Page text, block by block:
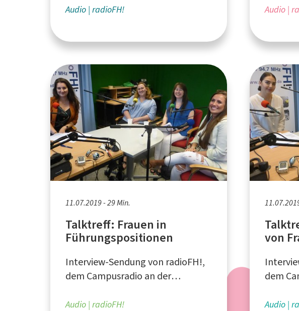
Audio radioFH! Audio
11.07.2019 - 29 Min.
Talktreff: Frauen in
Führungspositionen
Interview-Sendung von radioFH!,
dem Campusradio an der
Audio radioFH!
von
dem
Audio